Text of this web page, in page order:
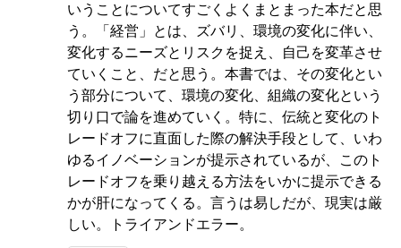
いうことについてすごくよくまとまった本だと思
う。「経営」とは、ズバリ、環境の変化に伴い、
変化するニーズとリスクを捉え、自己を変革させ
ていくこと、だと思う。本書では、その変化とい
う部分について、環境の変化、組織の変化という
切り口で論を進めていく。特に、伝統と変化のト
レードオフに直面した際の解決手段として、いわ
ゆるイノベーションが提示されているが、このト
レードオフを乗り越える方法をいかに提示できる
かが肝になってくる。言うは易しだが、現実は厳
しい。トライアンドエラー。